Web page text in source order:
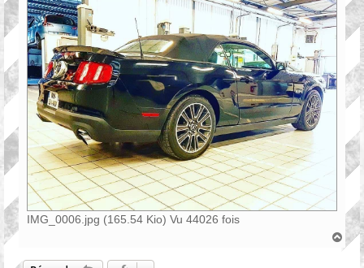
IMG_0006.jpg (165.54 Kio) Vu 44026 fois
H
a